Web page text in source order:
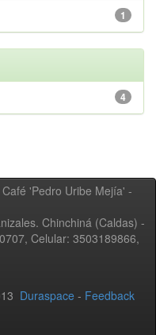
1
4
'Pedro Uribe Mejía' -
Chinchiná (Caldas) -
Celular: 3503189866,
Duraspace - Feedback